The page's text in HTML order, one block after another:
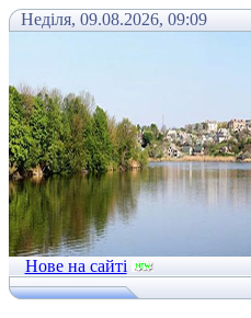
Неділя, 09.08.2026, 09:09
Нове на сайті